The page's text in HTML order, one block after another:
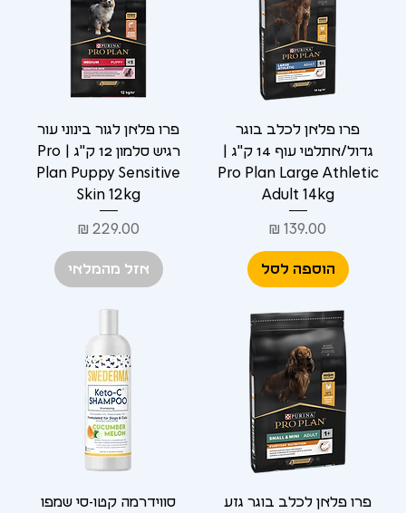
פרו פלאן לכלב בוגר
גדול/אתלטי עוף 14 ק"ג |
Pro Plan Large Athletic
Adult 14kg
מחיר
הוספה לסל
פרו פלאן לגור בינוני עור
רגיש סלמון 12 ק"ג | Pro
Plan Puppy Sensitive
Skin 12kg
מחיר
אזל מהמלאי
פרו פלאן לכלב בוגר גזע
סווידרמה קטו-סי שמפו